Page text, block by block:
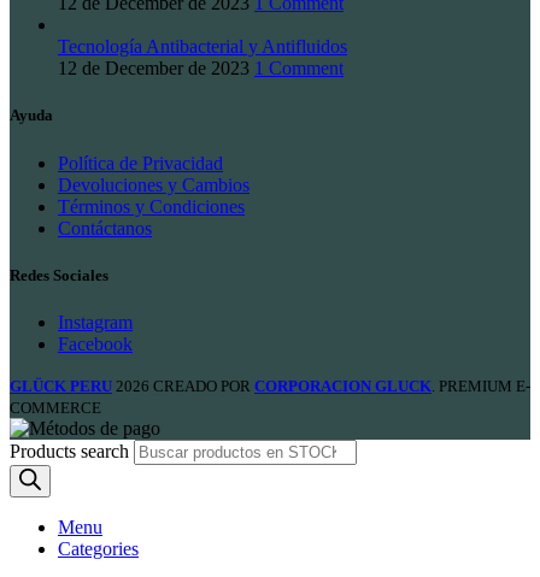
Tecnología Antibacterial y Antifluidos
12 de December de 2023 1 Comment
Ayuda
Política de Privacidad
Devoluciones y Cambios
Términos y Condiciones
Contáctanos
Redes Sociales
Instagram
Facebook
GLÜCK PERU 2026 CREADO POR CORPORACION GLUCK . PREMIUM E-
COMMERCE
Products search
Menu
Categories